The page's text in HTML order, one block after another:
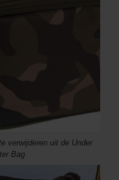
verwijderen uit de Under
Bag